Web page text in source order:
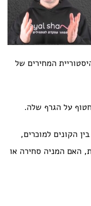
המחירים של
על הגרף שלה.
הקונים למוכרים,
האם המניה סחירה או